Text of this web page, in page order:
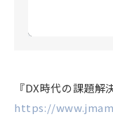
『DX時代の課題解
https://